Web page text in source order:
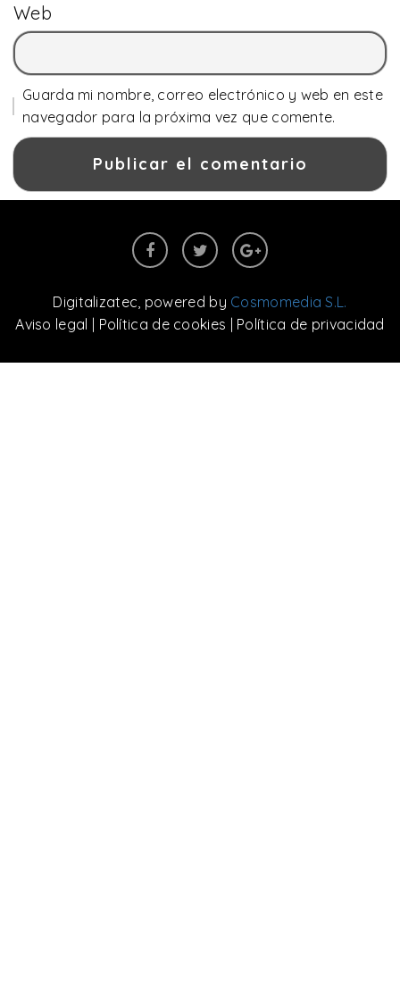
Web
Guarda mi nombre, correo electrónico y web en este
navegador para la próxima vez que comente.
Digitalizatec , powered by Cosmomedia S.L.
Aviso legal | Política de cookies | Política de privacidad